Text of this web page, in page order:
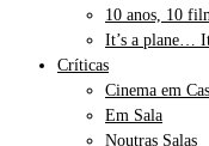
10 anos, 10
It’s a plane…
Críticas
Cinema em
Em Sala
Noutras Salas